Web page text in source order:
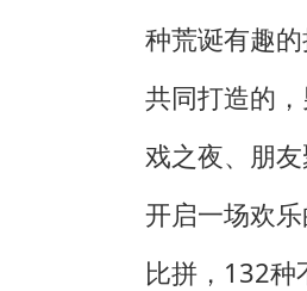
种荒诞有趣
共同打造的
戏之夜、朋
开启一场欢
比拼，132种